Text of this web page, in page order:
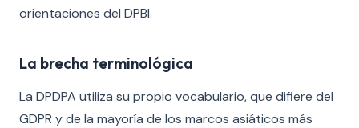
orientaciones del DPBI.
La brecha terminológica
La DPDPA utiliza su propio vocabulario, que difiere del
GDPR y de la mayoría de los marcos asiáticos más